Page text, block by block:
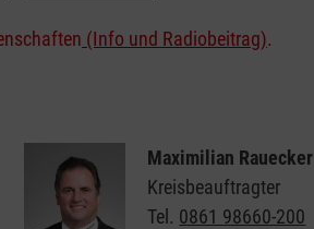
(Info und Radiobeitrag).
Maximilian Rauecker
Kreisbeauftragter
Tel. 0861 98660-200